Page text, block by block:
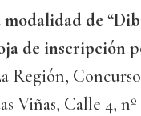
modalidad de
de inscripción
Región, Concurso
Viñas, Calle 4, nº